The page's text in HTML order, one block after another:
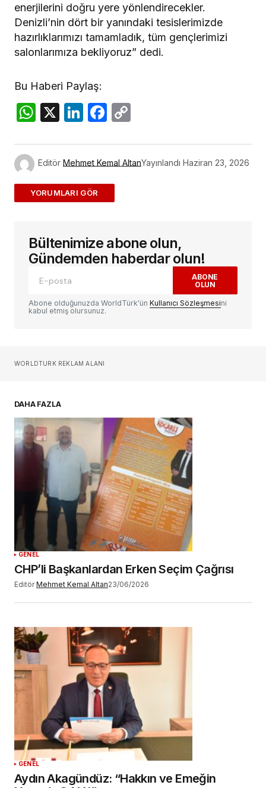
enerjilerini doğru yere yönlendirecekler.
Denizli’nin dört bir yanındaki tesislerimizde
hazırlıklarımızı tamamladık, tüm gençlerimizi
salonlarımıza bekliyoruz” dedi.
Bu Haberi Paylaş:
WhatsApp
X LinkedIn
Facebook
Editör Mehmet Kemal AltanYayınlandı Haziran 23, 2026
ADD A COMMENT
E-posta adresiniz yayınlanmayacak.
alanlar*ile işaretlenmişlerdir
Yorum
Sizin adınız*
Daha sonraki yorumlarımda kullanılması için
adım, e-posta adresim ve site adresim bu
tarayıcıya kaydedilsin.
Bültenimize abone olun,
Gündemden haberdar olun!
ABONE
OLUN
Abone olduğunuzda WorldTürk'ün Kullanıcı Sözleşmesini
kabul etmiş olursunuz.
WORLDTURK REKLAM ALANI
DAHA FAZLA
GENEL
CHP’li Başkanlardan Erken Seçim Çağrısı
Editör Mehmet Kemal Altan23/06/2026
GENEL
Aydın Akagündüz: “Hakkın ve Emeğin